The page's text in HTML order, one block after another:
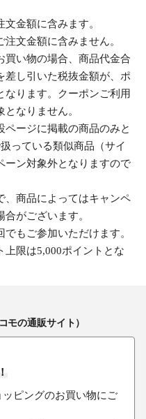
金額に含みます。
文金額に含みません。
買い物の場合、商品代金合
差し引いた税抜金額が、ポ
なります。クーポンご利用
なりません。
ページに掲載の商品のみと
っている類似商品（サイ
ーン対象外となりますので
、商品によってはキャンペ
がございます。
もご参加いただけます。
上限は5,000ポイントとな
モの通販サイト）
ピングのお買い物にご